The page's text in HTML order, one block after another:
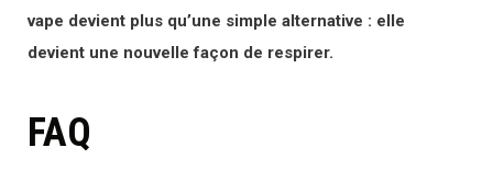
vape devient plus qu’une simple alternative : elle
devient une nouvelle façon de respirer.
FAQ